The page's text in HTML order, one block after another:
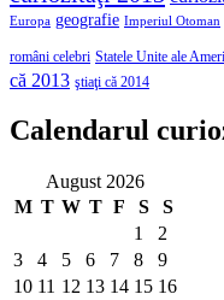
Europa geografie Imperiul Otoman
români celebri Statele Unite ale
că 2013 ştiaţi că 2014
Calendarul
August 2026
M T W T F S
S
1
2
3
4 5 6 7 8
9
10 11 12 13 14 15 16